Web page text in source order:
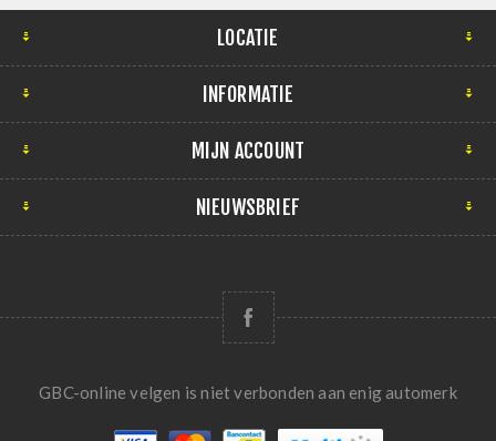
LOCATIE
INFORMATIE
MIJN ACCOUNT
NIEUWSBRIEF
GBC-online velgen is niet verbonden aan enig automerk